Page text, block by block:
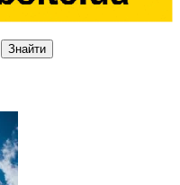
Знайти